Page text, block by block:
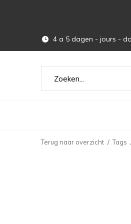
4 a 5 dagen - jours -
Terug naar overzicht Tags